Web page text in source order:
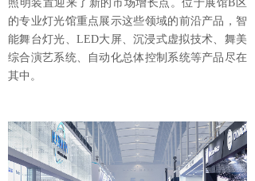
照明装置迎来了新的市场增长点。位于展馆B区
的专业灯光馆重点展示这些领域的前沿产品，智
能舞台灯光、LED大屏、沉浸式虚拟技术、舞美
综合演艺系统、自动化总体控制系统等产品尽在
其中。